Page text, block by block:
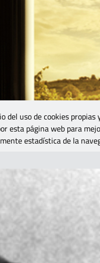
del uso de cookies
esta página web para
estadística de la